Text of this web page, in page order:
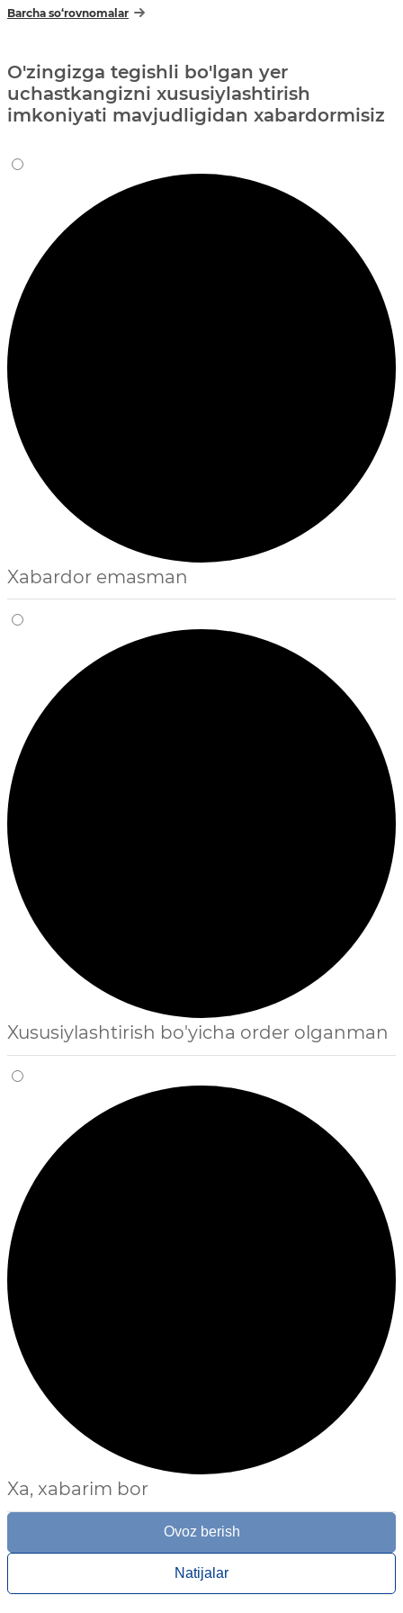
Barcha so‘rovnomalar
O'zingizga tegishli bo'lgan yer
uchastkangizni xususiylashtirish
imkoniyati mavjudligidan xabardormisiz
Xabardor emasman
Xususiylashtirish bo'yicha order olganman
Xa, xabarim bor
Ovoz berish
Natijalar